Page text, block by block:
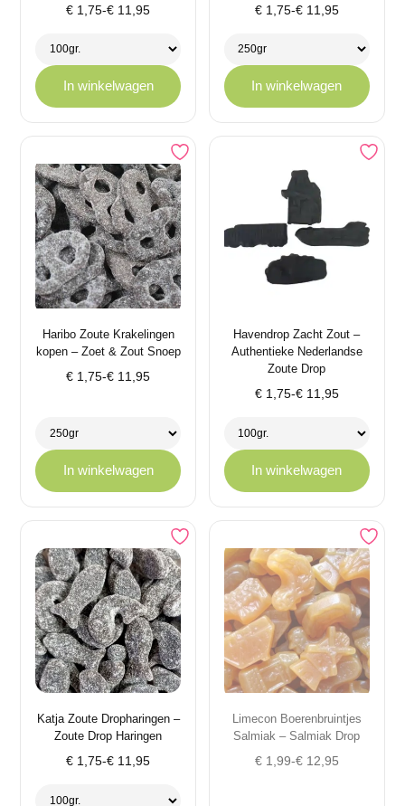
€ 1,75-€ 11,95
Prijsklasse:
tot
€ 11,95
In winkelwagen
€1,75-€11,95
Prijsklasse:
tot
€ 11,95
In winkelwagen
Haribo Zoute Krakelingen
kopen – Zoet & Zout Snoep
€ 1,75-€ 11,95
Prijsklasse:
€ 11,95
In winkelwagen
Havendrop Zacht Zout –
Authentieke Nederlandse
Zoute Drop
€1,75-€11,95
Prijsklasse:
tot
€ 11,95
In winkelwagen
Katja Zoute Dropharingen –
Zoute Drop Haringen
€ 1,75-€ 11,95
Prijsklasse:
tot
Limecon Boerenbruintjes
Salmiak – Salmiak Drop
€1,99-€12,95
Prijsklasse: